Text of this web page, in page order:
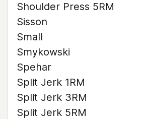
Shoulder Press 5RM
Sisson
Small
Smykowski
Spehar
Split Jerk 1RM
Split Jerk 3RM
Split Jerk 5RM